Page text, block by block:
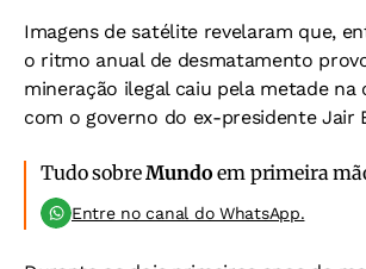
Imagens de satélite revelaram que,
o ritmo anual de desmatamento
mineração ilegal caiu pela metade na
com o governo do ex-presidente Jair
Tudo sobreMundo em primeira
Entre no canal do WhatsApp.